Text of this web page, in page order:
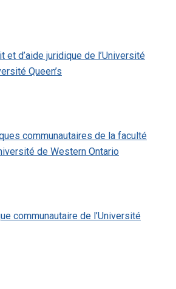
et d’aide juridique de l’Université
Queen’s
communautaires de la faculté
de Western Ontario
communautaire de l’Université